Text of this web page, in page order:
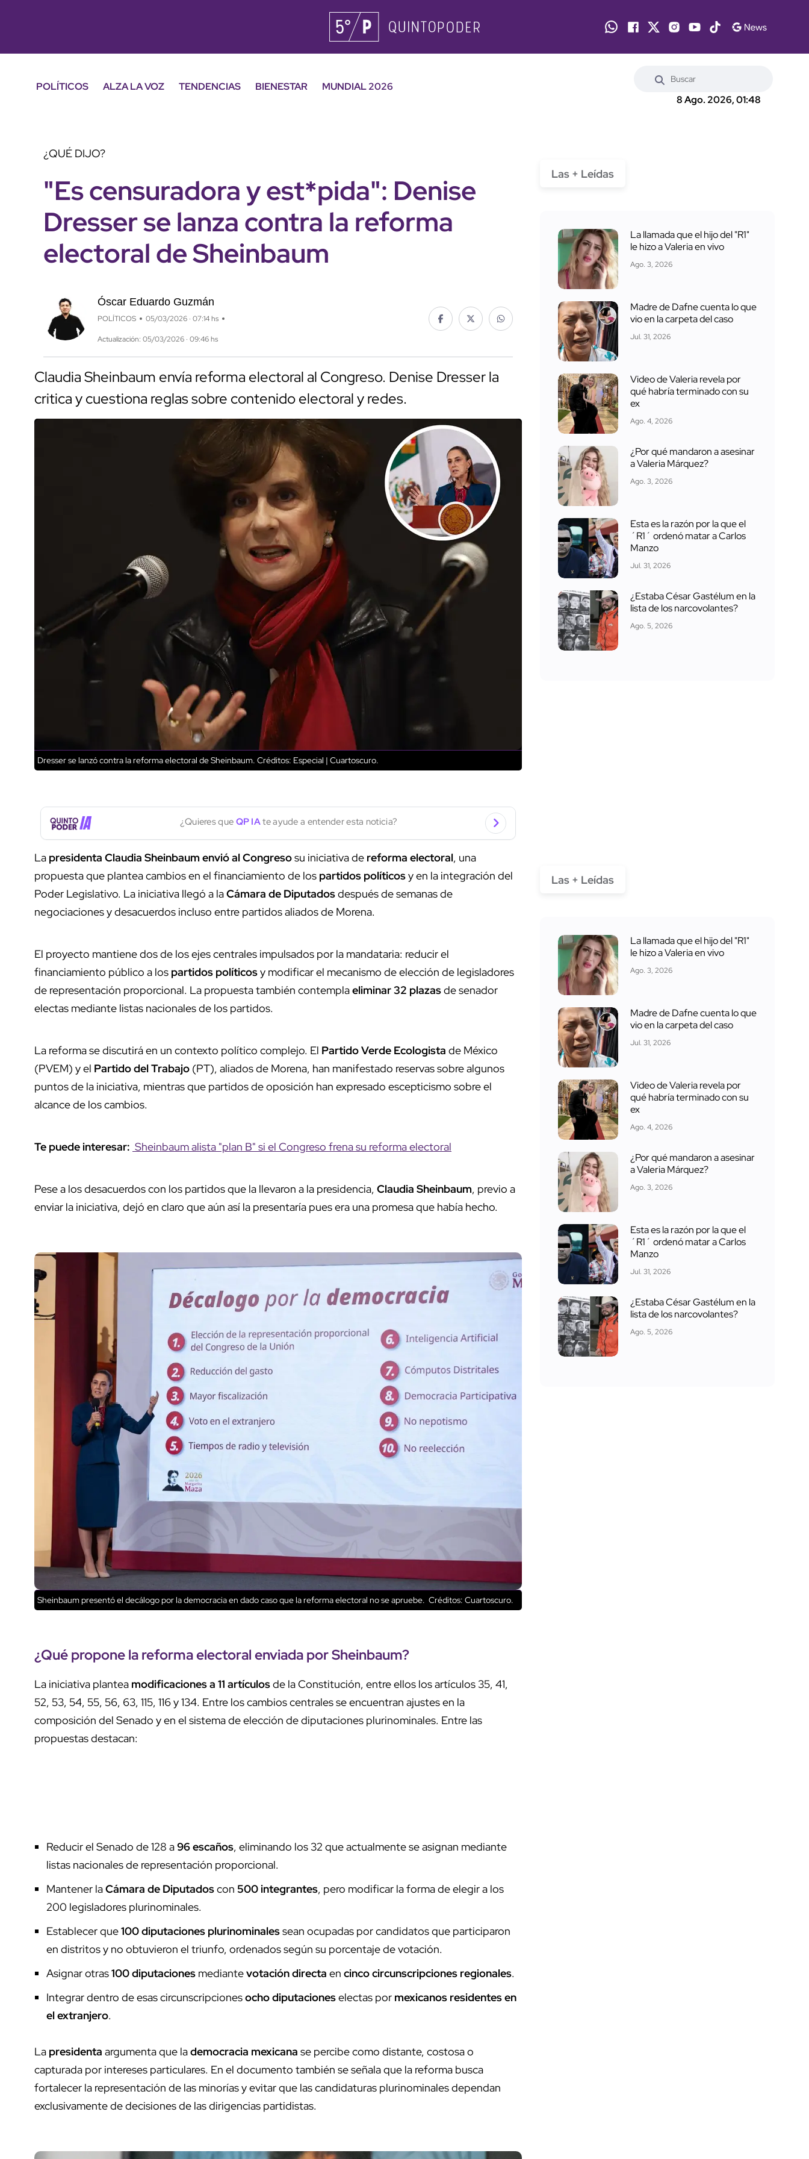
POLÍTICOS ALZA LA VOZ TENDENCIAS BIENESTAR
MUNDIAL 2026
8 Ago. 2026, 01:48
¿QUÉ DIJO?
"Es censuradora y est*pida": Denise
Dresser se lanza contra la reforma
electoral de Sheinbaum
Óscar Eduardo Guzmán
POLÍTICOS 05/03/2026 · 07:14 hs
Actualización: 05/03/2026 · 09:46 hs
Claudia Sheinbaum envía reforma electoral al Congreso. Denise Dresser la
critica y cuestiona reglas sobre contenido electoral y redes.
Dresser se lanzó contra la reforma electoral de Sheinbaum. Créditos: Especial | Cuartoscuro.
¿Quieres que QP IAte ayude a entender esta noticia?
La presidenta Claudia Sheinbaum envió al Congresosu iniciativa de reforma electoral, una
propuesta que plantea cambios en el financiamiento de los partidos políticosy en la integración del
Poder Legislativo. La iniciativa llegó a laCámara de Diputadosdespués de semanas de
negociaciones y desacuerdos incluso entre partidos aliados de Morena.
El proyecto mantiene dos de los ejes centrales impulsados por la mandataria: reducir el
financiamiento público a los partidos políticosy modificar el mecanismo de elección de legisladores
de representación proporcional. La propuesta también contemplaeliminar 32 plazasde senador
electas mediante listas nacionales de los partidos.
La reforma se discutirá en un contexto político complejo. El Partido Verde Ecologista de México
(PVEM) y el Partido del Trabajo (PT), aliados de Morena, han manifestado reservas sobre algunos
puntos de la iniciativa, mientras que partidos de oposición han expresado escepticismo sobre el
alcance de los cambios.
Te puede interesar: Sheinbaum alista "plan B" si el Congreso frena su reforma electoral
Pese a los desacuerdos con los partidos que la llevaron a la presidencia, Claudia Sheinbaum, previo a
enviar la iniciativa, dejó en claro que aún así la presentaría pues era una promesa que había hecho.
Sheinbaum presentó el decálogo por la democracia en dado caso que la reforma electoral no se apruebe. Créditos: Cuartoscuro.
¿Qué propone lareforma electoralenviada por Sheinbaum?
La iniciativa plantea modificaciones a 11 artículosde la Constitución, entre ellos los artículos 35, 41,
52, 53, 54, 55, 56, 63, 115, 116 y 134. Entre los cambios centrales se encuentran ajustes en la
composición del Senado y en el sistema de elección de diputaciones plurinominales. Entre las
propuestas destacan:
Reducir el Senado de 128 a96 escaños, eliminando los 32 que actualmente se asignan mediante
listas nacionales de representación proporcional.
Mantener laCámara de Diputadoscon 500 integrantes, pero modificar la forma de elegir a los
200 legisladores plurinominales.
Establecer que100 diputaciones plurinominalessean ocupadas por candidatos que participaron
en distritos y no obtuvieron el triunfo, ordenados según su porcentaje de votación.
Asignar otras100 diputaciones mediantevotación directa en cinco circunscripciones regionales.
Integrar dentro de esas circunscripcionesocho diputacioneselectas por mexicanos residentes en
el extranjero.
La presidenta argumenta que lademocracia mexicana se percibe como distante, costosa o
capturada por intereses particulares. En el documento también se señala que la reforma busca
fortalecer la representación de las minorías y evitar que las candidaturas plurinominales dependan
exclusivamente de decisiones de las dirigencias partidistas.
Las + Leídas
La llamada que el hijo del "R1"
le hizo a Valeria en vivo
Ago. 3, 2026
Madre de Dafne cuenta lo que
vio en la carpeta del caso
Jul. 31, 2026
Video de Valeria revela por
qué habría terminado con su
ex
Ago. 4, 2026
¿Por qué mandaron a asesinar
a Valeria Márquez?
Ago. 3, 2026
Esta es la razón por la que el
´R1´ ordenó matar a Carlos
Manzo
Jul. 31, 2026
¿Estaba César Gastélum en la
lista de los narcovolantes?
Ago. 5, 2026
Las + Leídas
La llamada que el hijo del "R1"
le hizo a Valeria en vivo
Ago. 3, 2026
Madre de Dafne cuenta lo que
vio en la carpeta del caso
Jul. 31, 2026
Video de Valeria revela por
qué habría terminado con su
ex
Ago. 4, 2026
¿Por qué mandaron a asesinar
a Valeria Márquez?
Ago. 3, 2026
Esta es la razón por la que el
´R1´ ordenó matar a Carlos
Manzo
Jul. 31, 2026
¿Estaba César Gastélum en la
lista de los narcovolantes?
Ago. 5, 2026